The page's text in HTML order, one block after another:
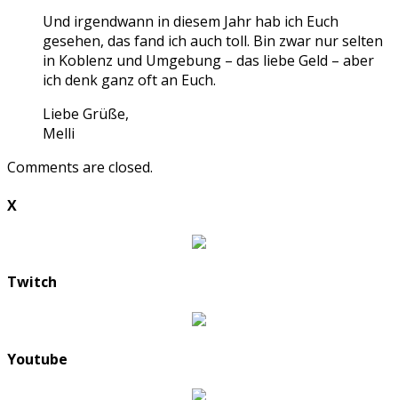
Und irgendwann in diesem Jahr hab ich Euch
gesehen, das fand ich auch toll. Bin zwar nur selten
in Koblenz und Umgebung – das liebe Geld – aber
ich denk ganz oft an Euch.
Liebe Grüße,
Melli
Comments are closed.
X
Twitch
Youtube